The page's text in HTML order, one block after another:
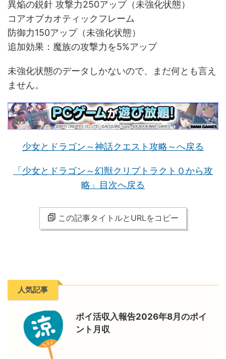
異焔の鋭針 攻撃力250アップ（未強化状態）
コアオブカオティックフレーム
防御力150アップ（未強化状態）
追加効果：魔族の攻撃力を5%アップ
未強化状態のデータしかないので、まだ何とも言え
ません。
少女とドラゴン～神話クエスト攻略～へ戻る
「少女とドラゴン～幻獣クリプトラクト０から攻
略」目次へ戻る
この記事タイトルとURLをコピー
人気記事
ポイ活収入報告2026年8月のポイ
ント月収